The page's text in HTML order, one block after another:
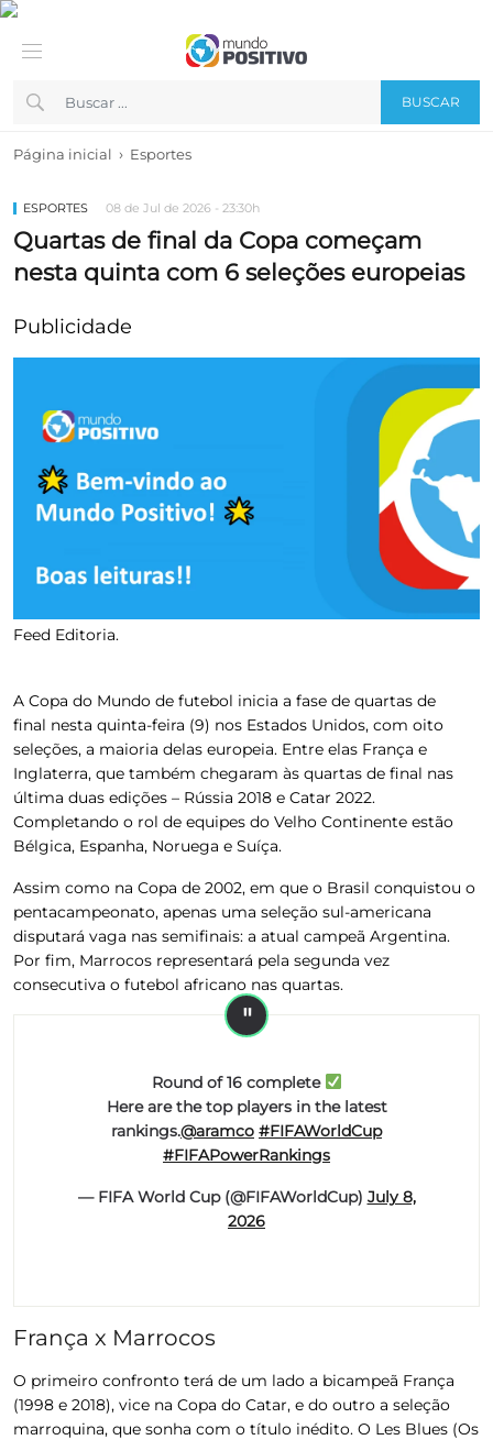
BUSCAR
Página inicial › Esportes
ESPORTES 08 de Jul de 2026 - 23:30h
Quartas de final da Copa começam
nesta quinta com 6 seleções europeias
Publicidade
Feed Editoria.
A Copa do Mundo de futebol inicia a fase de quartas de
final nesta quinta-feira (9) nos Estados Unidos, com oito
seleções, a maioria delas europeia. Entre elas França e
Inglaterra, que também chegaram às quartas de final nas
última duas edições – Rússia 2018 e Catar 2022.
Completando o rol de equipes do Velho Continente estão
Bélgica, Espanha, Noruega e Suíça.
Assim como na Copa de 2002, em que o Brasil conquistou o
pentacampeonato, apenas uma seleção sul-americana
disputará vaga nas semifinais: a atual campeã Argentina.
Por fim, Marrocos representará pela segunda vez
consecutiva o futebol africano nas quartas.
Round of 16 complete
Here are the top players in the latest
rankings.@aramco #FIFAWorldCup
#FIFAPowerRankings
— FIFA World Cup (@FIFAWorldCup) July 8,
2026
França x Marrocos
O primeiro confronto terá de um lado a bicampeã França
(1998 e 2018), vice na Copa do Catar, e do outro a seleção
marroquina, que sonha com o título inédito. O Les Blues (Os